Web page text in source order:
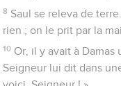
8 Saul se releva de
rien ; on le prit par la
10 Or, il y avait à
Seigneur lui dit dans